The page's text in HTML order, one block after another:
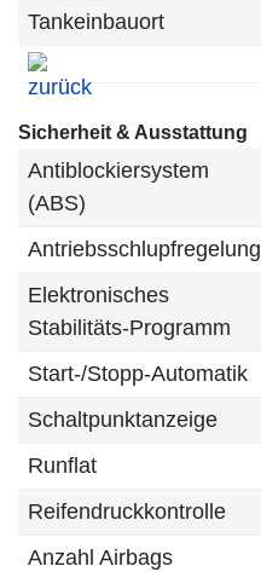
Tankeinbauort
Sicherheit & Ausstattung
Antiblockiersystem
(ABS)
Antriebsschlupfregelung
Elektronisches
Stabilitäts-Programm
Start-/Stopp-Automatik
Schaltpunktanzeige
Runflat
Reifendruckkontrolle
Anzahl Airbags